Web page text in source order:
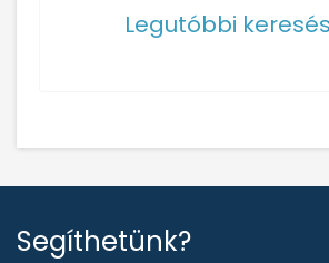
Legutóbbi
Segíthetünk?